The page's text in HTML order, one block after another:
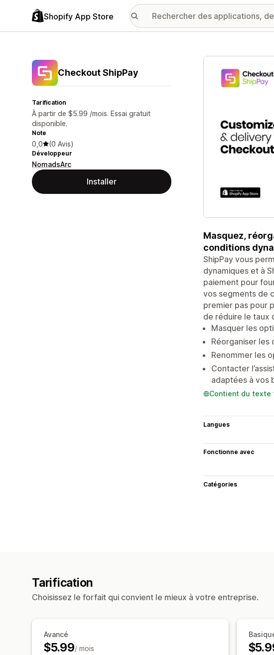
Shopify App Store
Checkout ShipPay
Tarification
À partir de $5.99 /mois. Essai gratuit
disponible.
Note
0,0 (0 Avis)
Développeur
NomadsArc
Installer
Galerie d’images
Masquez,
conditions
ShipPay vous
dynamiques et à
paiement pour
vos segments de
premier pas pour
de réduire le taux
Masquer les
Réorganiser les
Renommer les
Contacter
adaptées à vos
Contient du texte
Langues
Fonctionne avec
Catégories
Tarification
Choisissez le forfait qui convient le mieux à votre entreprise.
Avancé
$5.99/ mois